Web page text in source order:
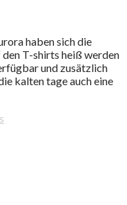
haben sich die
den T-shirts heiß werden
und zusätzlich
kalten tage auch eine